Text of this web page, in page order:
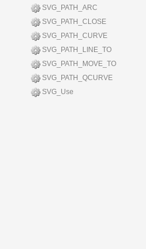
SVG_PATH_ARC
SVG_PATH_CLOSE
SVG_PATH_CURVE
SVG_PATH_LINE_TO
SVG_PATH_MOVE_TO
SVG_PATH_QCURVE
SVG_Use